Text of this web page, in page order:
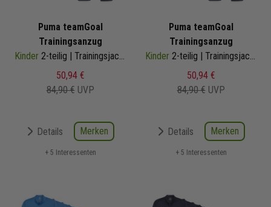
Puma teamGoal
Trainingsanzug
Kinder 2-teilig | Trainingsjacke Trainingshose
50,94 €
84,90 € UVP
Details Merken
+ 5 Interessenten
Puma teamGoal
Trainingsanzug
Kinder 2-teilig | Trainingsjacke Trainingshose
50,94 €
84,90 € UVP
Details Merken
+ 5 Interessenten